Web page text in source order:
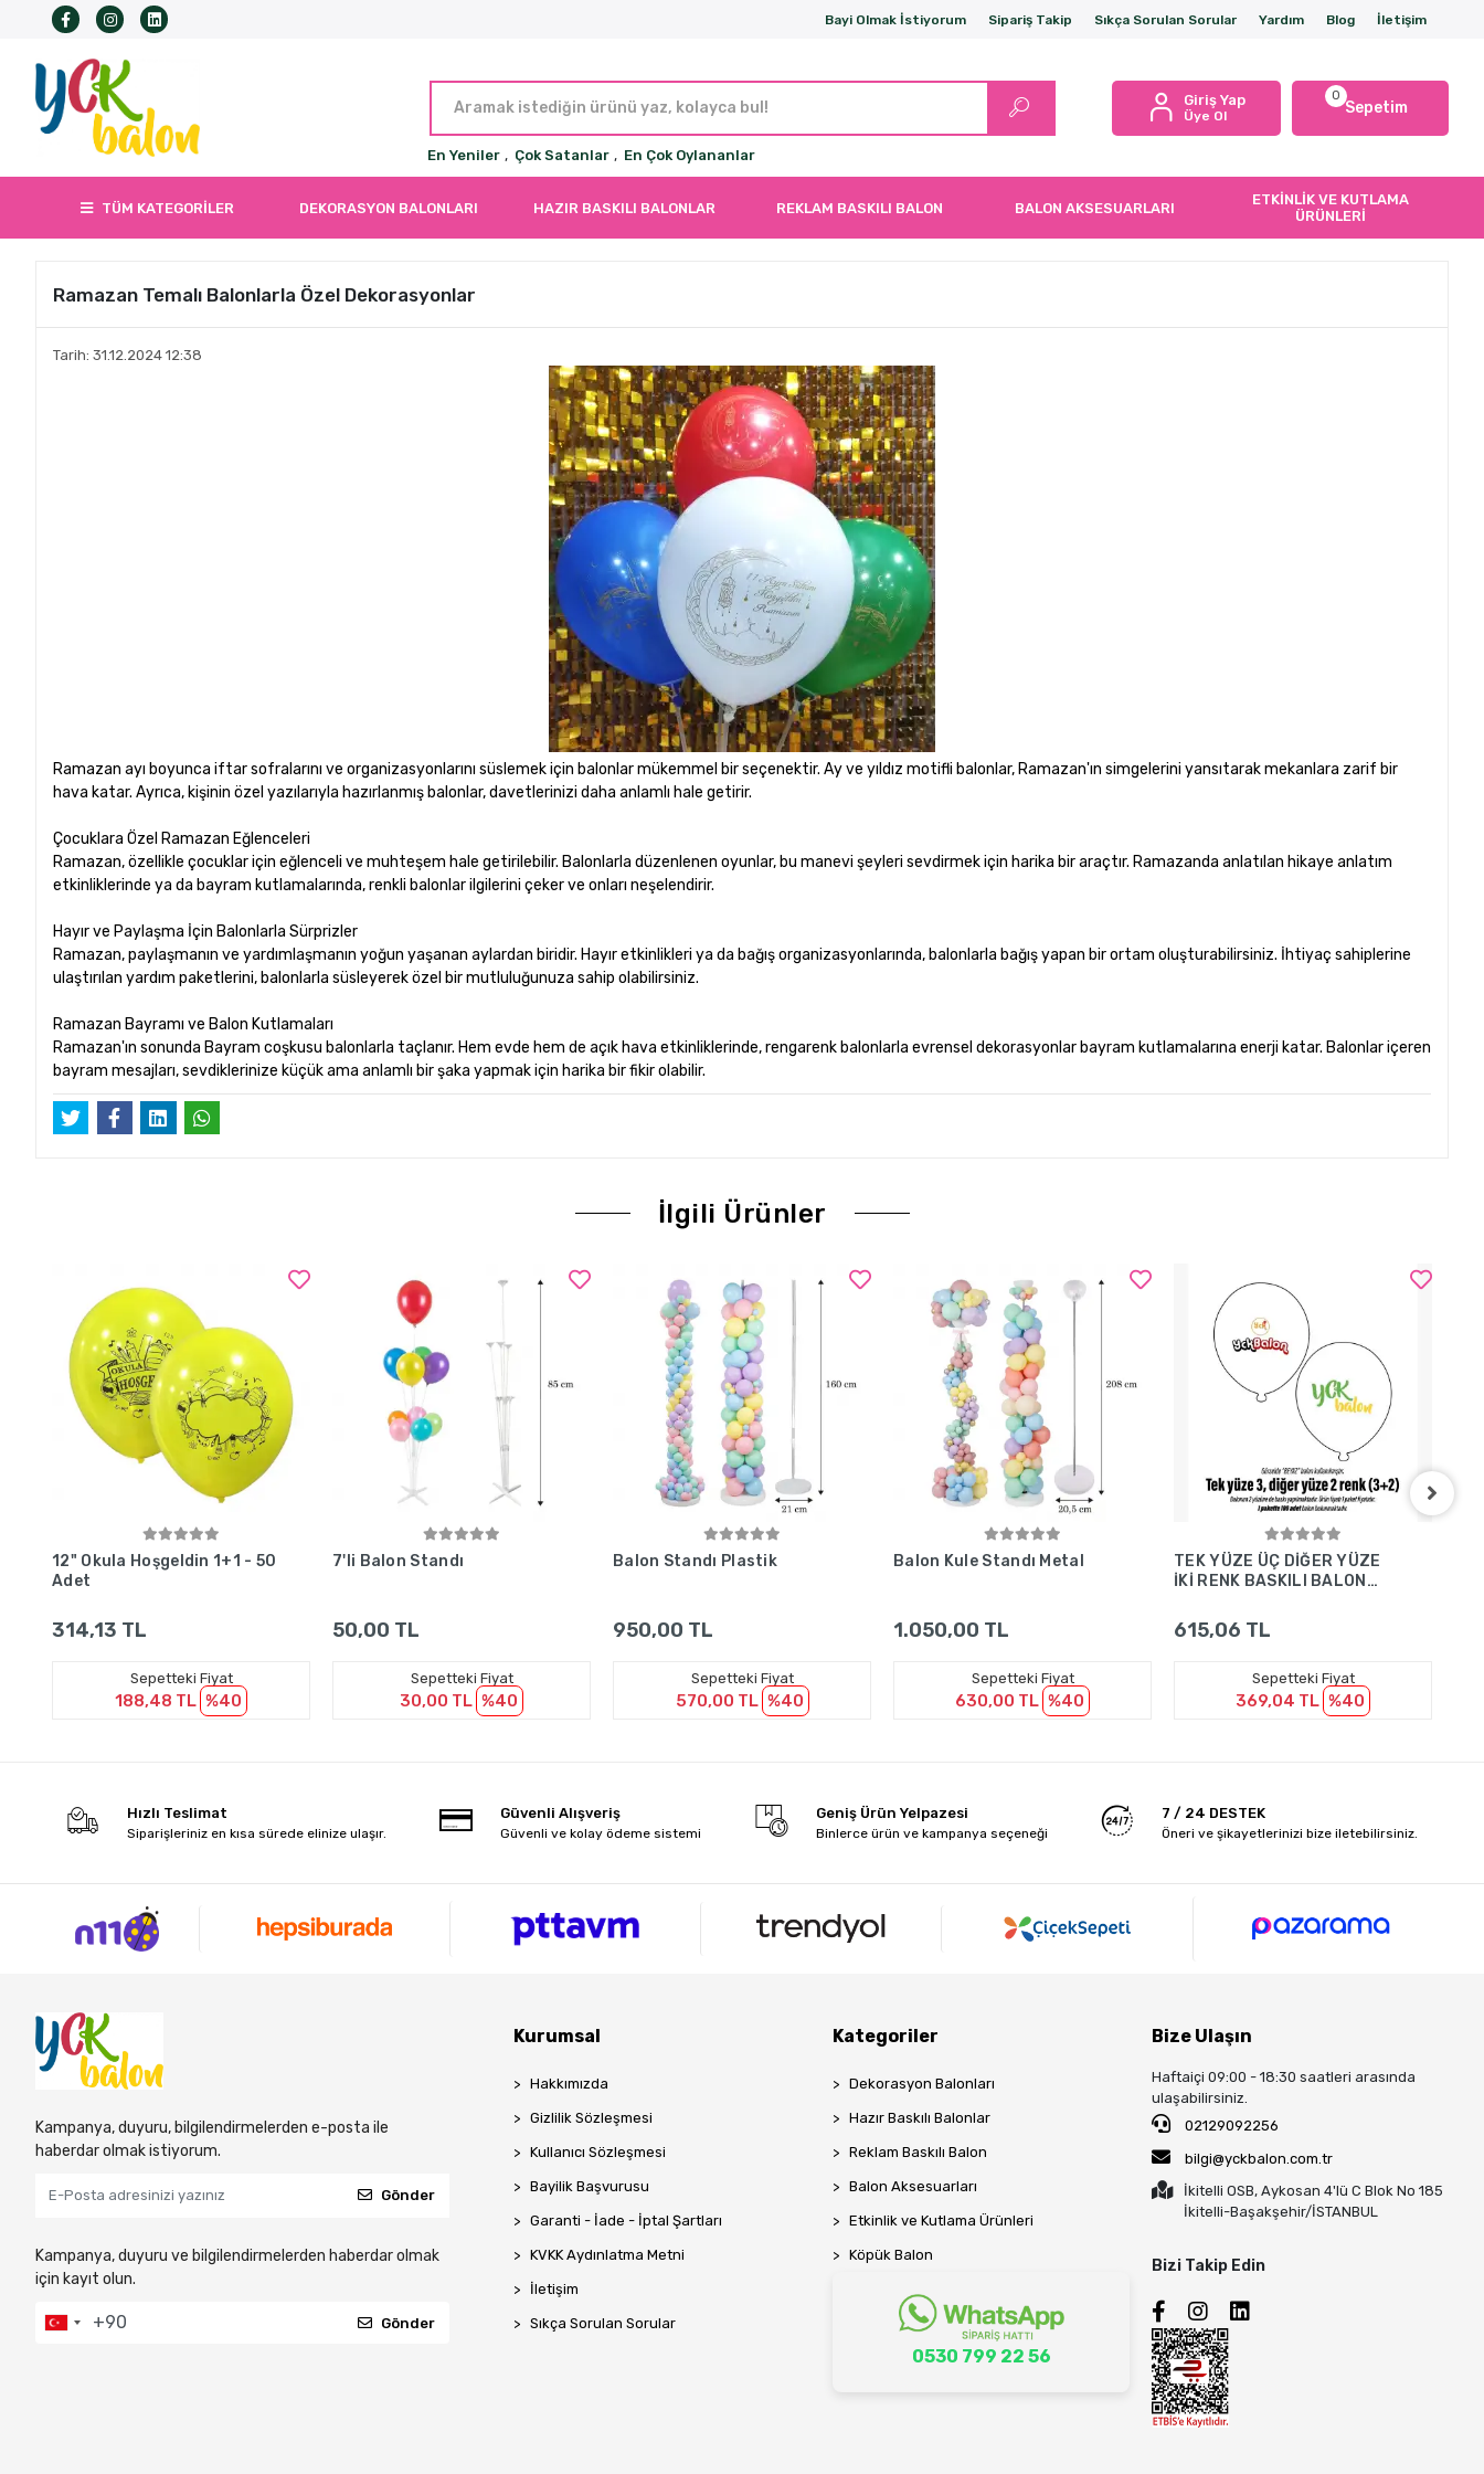
Bayi Olmak İstiyorum Sipariş Takip Sıkça Sorulan Sorular Yardım Blog İletişim
En Yeniler , Çok Satanlar , En Çok Oylananlar
Giriş Yap
Üye Ol
0
Sepetim
TÜM KATEGORİLER DEKORASYON BALONLARI HAZIR BASKILI BALONLAR REKLAM BASKILI BALON BALON AKSESUARLARI
ETKİNLİK VE KUTLAMA
ÜRÜNLERİ
Ramazan Temalı Balonlarla Özel Dekorasyonlar
Tarih: 31.12.2024 12:38
Ramazan ayı boyunca iftar sofralarını ve organizasyonlarını süslemek için balonlar mükemmel bir seçenektir. Ay ve yıldız motifli balonlar, Ramazan'ın simgelerini yansıtarak mekanlara zarif bir
hava katar. Ayrıca, kişinin özel yazılarıyla hazırlanmış balonlar, davetlerinizi daha anlamlı hale getirir.
Çocuklara Özel Ramazan Eğlenceleri
Ramazan, özellikle çocuklar için eğlenceli ve muhteşem hale getirilebilir. Balonlarla düzenlenen oyunlar, bu manevi şeyleri sevdirmek için harika bir araçtır. Ramazanda anlatılan hikaye anlatım
etkinliklerinde ya da bayram kutlamalarında, renkli balonlar ilgilerini çeker ve onları neşelendirir.
Hayır ve Paylaşma İçin Balonlarla Sürprizler
Ramazan, paylaşmanın ve yardımlaşmanın yoğun yaşanan aylardan biridir. Hayır etkinlikleri ya da bağış organizasyonlarında, balonlarla bağış yapan bir ortam oluşturabilirsiniz. İhtiyaç sahiplerine
ulaştırılan yardım paketlerini, balonlarla süsleyerek özel bir mutluluğunuza sahip olabilirsiniz.
Ramazan Bayramı ve Balon Kutlamaları
Ramazan'ın sonunda Bayram coşkusu balonlarla taçlanır. Hem evde hem de açık hava etkinliklerinde, rengarenk balonlarla evrensel dekorasyonlar bayram kutlamalarına enerji katar. Balonlar içeren
bayram mesajları, sevdiklerinize küçük ama anlamlı bir şaka yapmak için harika bir fikir olabilir.
İlgili Ürünler
12" Okula Hoşgeldin 1+1 - 50
Adet
314,13 TL
Sepetteki Fiyat
188,48 TL %40
7'li Balon Standı
50,00 TL
Sepetteki Fiyat
30,00 TL %40
Balon Standı Plastik
950,00 TL
Sepetteki Fiyat
570,00 TL %40
Balon Kule Standı Metal
1.050,00 TL
Sepetteki Fiyat
630,00 TL %40
TEK YÜZE ÜÇ DİĞER YÜZE
İKİ RENK BASKILI BALON
615,06 TL
Sepetteki Fiyat
369,04 TL %40
Hızlı Teslimat
Siparişleriniz en kısa sürede elinize ulaşır.
Güvenli Alışveriş
Güvenli ve kolay ödeme sistemi
Geniş Ürün Yelpazesi
Binlerce ürün ve kampanya seçeneği
7 / 24 DESTEK
Öneri ve şikayetlerinizi bize iletebilirsiniz.
Kampanya, duyuru, bilgilendirmelerden e-posta ile
haberdar olmak istiyorum.
Gönder
Kampanya, duyuru ve bilgilendirmelerden haberdar olmak
için kayıt olun.
Gönder
Kurumsal
Hakkımızda
Gizlilik Sözleşmesi
Kullanıcı Sözleşmesi
Bayilik Başvurusu
Garanti - İade - İptal Şartları
KVKK Aydınlatma Metni
İletişim
Sıkça Sorulan Sorular
Kategoriler
Dekorasyon Balonları
Hazır Baskılı Balonlar
Reklam Baskılı Balon
Balon Aksesuarları
Etkinlik ve Kutlama Ürünleri
Köpük Balon
0530 799 22 56
Bize Ulaşın
Haftaiçi 09:00 - 18:30 saatleri arasında
ulaşabilirsiniz.
02129092256
bilgi@yckbalon.com.tr
İkitelli OSB, Aykosan 4'lü C Blok No 185
İkitelli-Başakşehir/İSTANBUL
Bizi Takip Edin